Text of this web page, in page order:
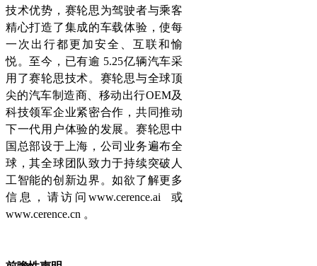
技术优势，赛轮思为驾驶者与乘客
精心打造了集成的车载体验，使每
一次出行都更加安全、互联和愉
悦。至今，已有逾 5.25亿辆汽车采
用了赛轮思技术。赛轮思与全球顶
尖的汽车制造商、移动出行OEM及
科技领军企业紧密合作，共同推动
下一代用户体验的发展。赛轮思中
国总部设于上海，公司业务遍布全
球，其全球团队致力于持续突破人
工智能的创新边界。如欲了解更多
信息，请访问www.cerence.ai 或
www.cerence.cn 。